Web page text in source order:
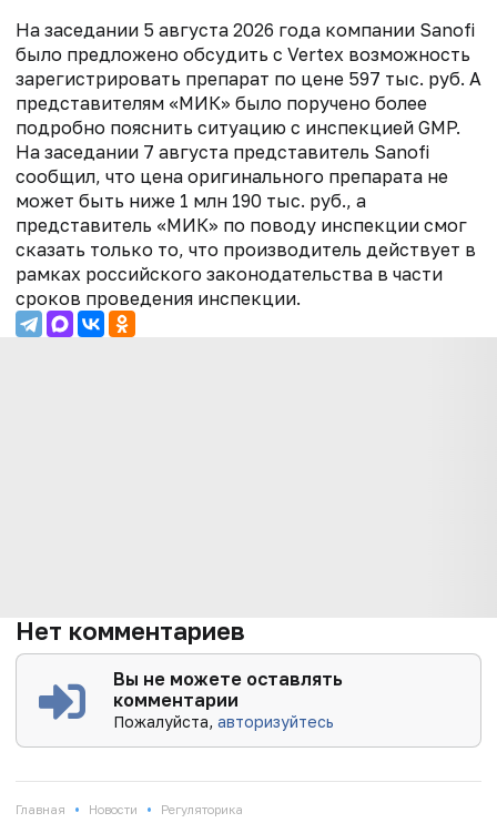
На заседании 5 августа 2026 года компании Sanofi
было предложено обсудить с Vertex возможность
зарегистрировать препарат по цене 597 тыс. руб. А
представителям «МИК» было поручено более
подробно пояснить ситуацию с инспекцией GMP.
На заседании 7 августа представитель Sanofi
сообщил, что цена оригинального препарата не
может быть ниже 1 млн 190 тыс. руб., а
представитель «МИК» по поводу инспекции смог
сказать только то, что производитель действует в
рамках российского законодательства в части
сроков проведения инспекции.
Нет комментариев
Вы не можете оставлять
комментарии
Пожалуйста,авторизуйтесь
Главная • Новости • Регуляторика